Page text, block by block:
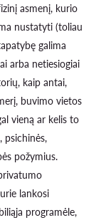
asmenį, kurio
nustatyti (toliau
galima
arba netiesiogiai
kaip antai,
buvimo vietos
vieną ar kelis to
psichinės,
požymius.
lankosi
programėle,